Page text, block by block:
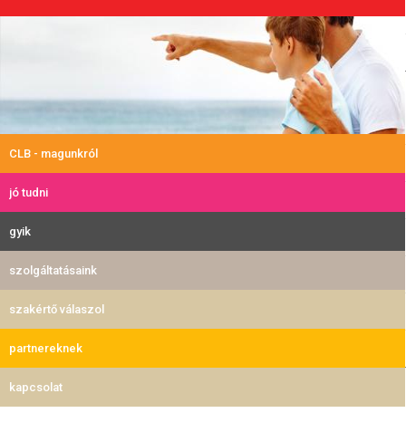
CLB - magunkról
jó tudni
gyik
szolgáltatásaink
szakértő válaszol
partnereknek
kapcsolat